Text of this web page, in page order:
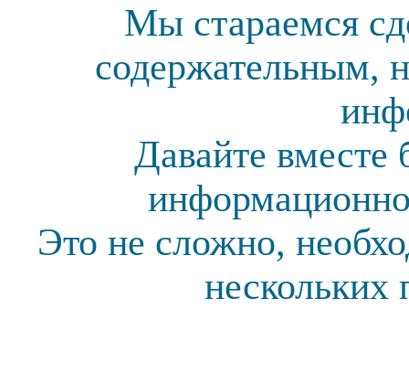
Мы стараемся
содержательным,
Давайте вместе
Это не сложно,
нескольких